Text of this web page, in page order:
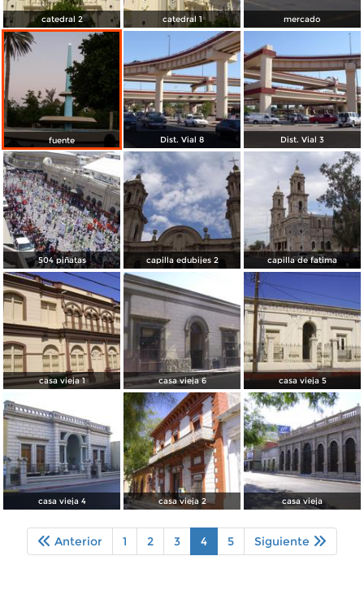
catedral 2 catedral 1 mercado
fuente Dist. Vial 8 Dist. Vial 3
504 piñatas capilla edubijes 2 capilla de fatima
casa vieja 1 casa vieja 6 casa vieja 5
casa vieja 4 casa vieja 2 casa vieja
Anterior 1 2 3 4 5 Siguiente